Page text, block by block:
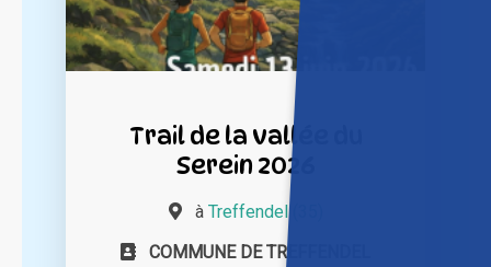
Trail de la vallée du
Serein 2026
à Treffendel (35)
COMMUNE DE TREFFENDEL